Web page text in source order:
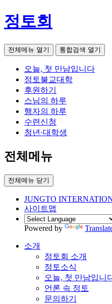
정토회
전체메뉴 열기 통합검색 열기
오늘, 첫 만남입니다
정토불교대학
후원하기
스님의 하루
행자의 하루
수련신청
청년·대학생
전체메뉴
전체메뉴 닫기
JUNGTO
사이트맵
Powered by
소개
정토회 소개
정토소식
오늘, 첫 만남입니
언론 속 정토
문의하기